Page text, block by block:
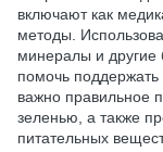
включают как
методы.
минералы и другие
помочь
важно правильное
зеленью, а также
питательных